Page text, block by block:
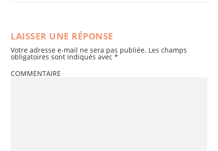
LAISSER UNE RÉPONSE
Votre adresse e-mail ne sera pas publiée. Les champs
obligatoires sont indiqués avec*
COMMENTAIRE